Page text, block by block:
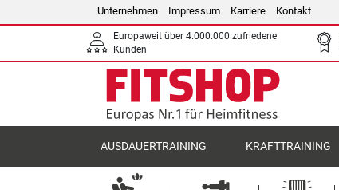
Unternehmen Impressum Karriere Kontakt
Europaweit über 4.000.000 zufriedene
Kunden
AUSDAUERTRAINING KRAFTTRAINING